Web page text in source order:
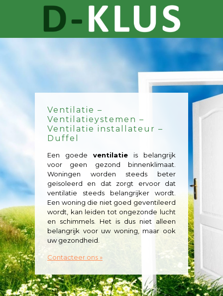
Ventilatie –
Ventilatieystemen –
Ventilatie installateur –
Duffel
Een goede ventilatie is belangrijk
voor geen gezond binnenklimaat.
Woningen worden steeds beter
geïsoleerd en dat zorgt ervoor dat
ventilatie steeds belangrijker wordt.
Een woning die niet goed geventileerd
wordt, kan leiden tot ongezonde lucht
en schimmels. Het is dus niet alleen
belangrijk voor uw woning, maar ook
uw gezondheid.
Contacteer ons »